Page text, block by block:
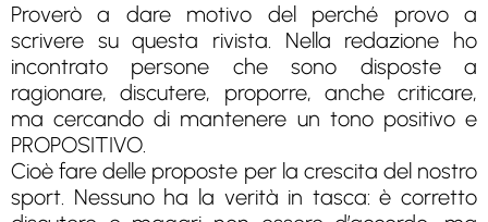
Proverò a dare motivo del perché provo a
scrivere su questa rivista. Nella redazione ho
incontrato persone che sono disposte a
ragionare, discutere, proporre, anche criticare,
ma cercando di mantenere un tono positivo e
PROPOSITIVO.
Cioè fare delle proposte per la crescita del nostro
sport. Nessuno ha la verità in tasca: è corretto